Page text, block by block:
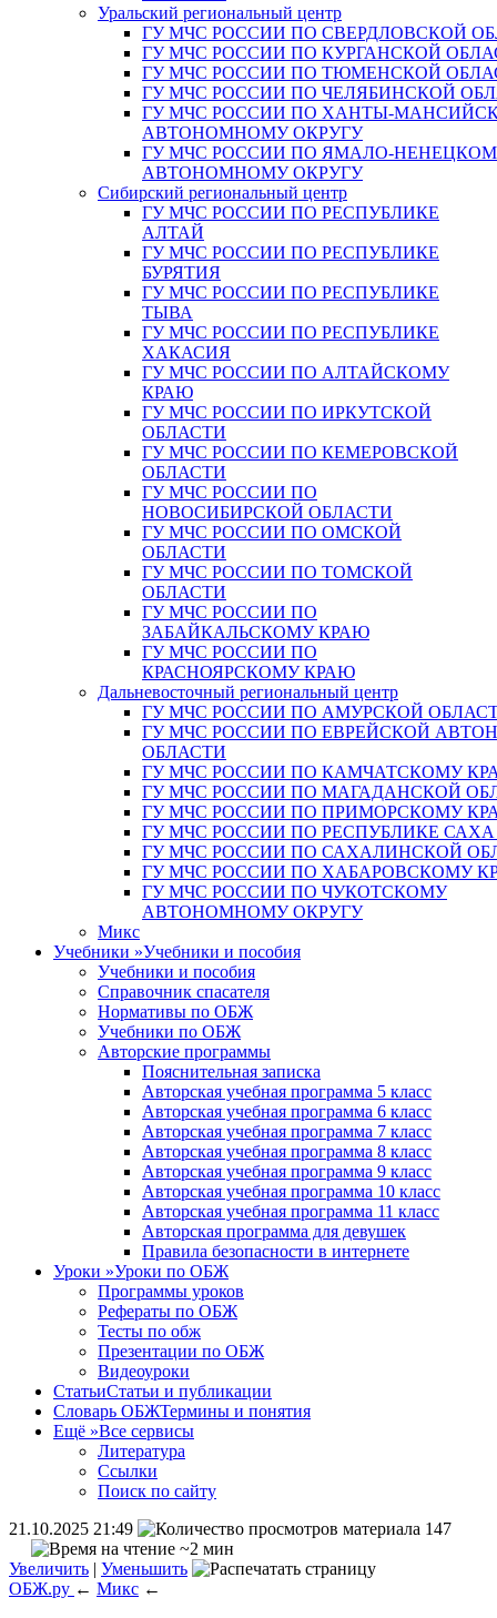
Уральский региональный центр
ГУ МЧС РОССИИ ПО СВЕРДЛОВСКОЙ
ГУ МЧС РОССИИ ПО КУРГАНСКОЙ
ГУ МЧС РОССИИ ПО ТЮМЕНСКОЙ
ГУ МЧС РОССИИ ПО ЧЕЛЯБИНСКОЙ
ГУ МЧС РОССИИ ПО ХАНТЫ-
АВТОНОМНОМУ ОКРУГУ
ГУ МЧС РОССИИ ПО ЯМАЛО-
АВТОНОМНОМУ ОКРУГУ
Сибирский региональный центр
ГУ МЧС РОССИИ ПО РЕСПУБЛИКЕ
АЛТАЙ
ГУ МЧС РОССИИ ПО РЕСПУБЛИКЕ
БУРЯТИЯ
ГУ МЧС РОССИИ ПО РЕСПУБЛИКЕ
ТЫВА
ГУ МЧС РОССИИ ПО РЕСПУБЛИКЕ
ХАКАСИЯ
ГУ МЧС РОССИИ ПО АЛТАЙСКОМУ
КРАЮ
ГУ МЧС РОССИИ ПО ИРКУТСКОЙ
ОБЛАСТИ
ГУ МЧС РОССИИ ПО КЕМЕРОВСКОЙ
ОБЛАСТИ
ГУ МЧС РОССИИ ПО
НОВОСИБИРСКОЙ ОБЛАСТИ
ГУ МЧС РОССИИ ПО ОМСКОЙ
ОБЛАСТИ
ГУ МЧС РОССИИ ПО ТОМСКОЙ
ОБЛАСТИ
ГУ МЧС РОССИИ ПО
ЗАБАЙКАЛЬСКОМУ КРАЮ
ГУ МЧС РОССИИ ПО
КРАСНОЯРСКОМУ КРАЮ
Дальневосточный региональный центр
ГУ МЧС РОССИИ ПО АМУРСКОЙ
ГУ МЧС РОССИИ ПО ЕВРЕЙСКОЙ
ОБЛАСТИ
ГУ МЧС РОССИИ ПО КАМЧАТСКОМУ
ГУ МЧС РОССИИ ПО МАГАДАНСКОЙ
ГУ МЧС РОССИИ ПО ПРИМОРСКОМУ
ГУ МЧС РОССИИ ПО РЕСПУБЛИКЕ
ГУ МЧС РОССИИ ПО САХАЛИНСКОЙ
ГУ МЧС РОССИИ ПО ХАБАРОВСКОМУ
ГУ МЧС РОССИИ ПО ЧУКОТСКОМУ
АВТОНОМНОМУ ОКРУГУ
Микс
Учебники »Учебники и пособия
Учебники и пособия
Справочник спасателя
Нормативы по ОБЖ
Учебники по ОБЖ
Авторские программы
Пояснительная записка
Авторская учебная программа 5 класс
Авторская учебная программа 6 класс
Авторская учебная программа 7 класс
Авторская учебная программа 8 класс
Авторская учебная программа 9 класс
Авторская учебная программа 10 класс
Авторская учебная программа 11 класс
Авторская программа для девушек
Правила безопасности в интернете
Уроки »Уроки по ОБЖ
Программы уроков
Рефераты по ОБЖ
Тесты по обж
Презентации по ОБЖ
Видеоуроки
СтатьиСтатьи и публикации
Словарь ОБЖТермины и понятия
Ещё »Все сервисы
Литература
Ссылки
Поиск по сайту
21.10.2025 21:49
147
~2 мин
Увеличить | Уменьшить
ОБЖ.ру ← Микс ←